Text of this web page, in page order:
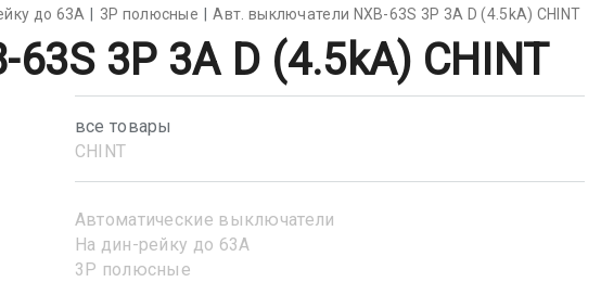
до 63А 3Р полюсные Авт. выключатели NXB-63S 3P 3A D (4.5kA) CHINT
3P 3A D (4.5kA) CHINT
все товары
CHINT
Автоматические выключатели
На дин-рейку до 63А
3Р полюсные